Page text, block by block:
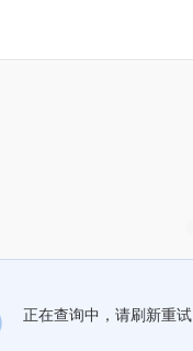
正在查询中，请刷新重试